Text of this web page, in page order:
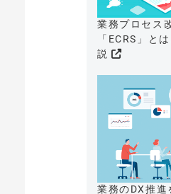
業務プロセス
「ECRS」と
説
業務のDX推進